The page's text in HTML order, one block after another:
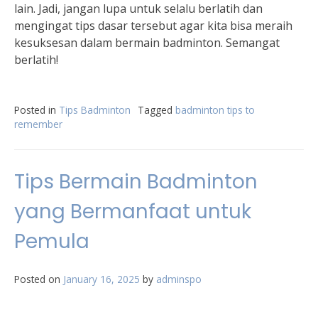
lain. Jadi, jangan lupa untuk selalu berlatih dan
mengingat tips dasar tersebut agar kita bisa meraih
kesuksesan dalam bermain badminton. Semangat
berlatih!
Posted in Tips Badminton Tagged badminton tips to
remember
Tips Bermain Badminton
yang Bermanfaat untuk
Pemula
Posted on January 16, 2025 by adminspo